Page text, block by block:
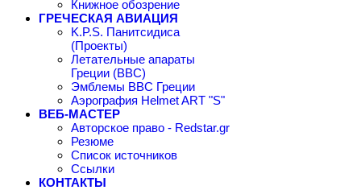
Книжное обозрение
ГРЕЧЕСКАЯ АВИАЦИЯ
K.P.S. Панитсидиса
(Проекты)
Летательные апараты
Греции (ВВС)
Эмблемы ВВС Греции
Аэрография Helmet ART "S"
ВЕБ-МАСТЕР
Авторское право - Redstar.gr
Резюме
Список источников
Ссылки
КОНТАКТЫ